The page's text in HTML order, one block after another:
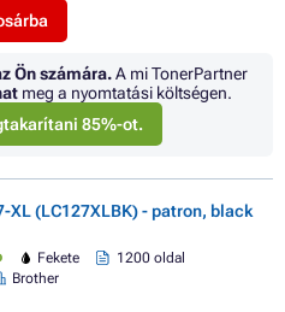
Ön számára.A mi TonerPartner
meg a nyomtatási költségen.
85%-ot.
XL (LC127XLBK) - patron, black
Fekete
1200 oldal
Brother